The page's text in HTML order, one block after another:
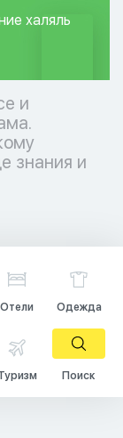
халяль
и
знания и
Отели Одежда
Поиск